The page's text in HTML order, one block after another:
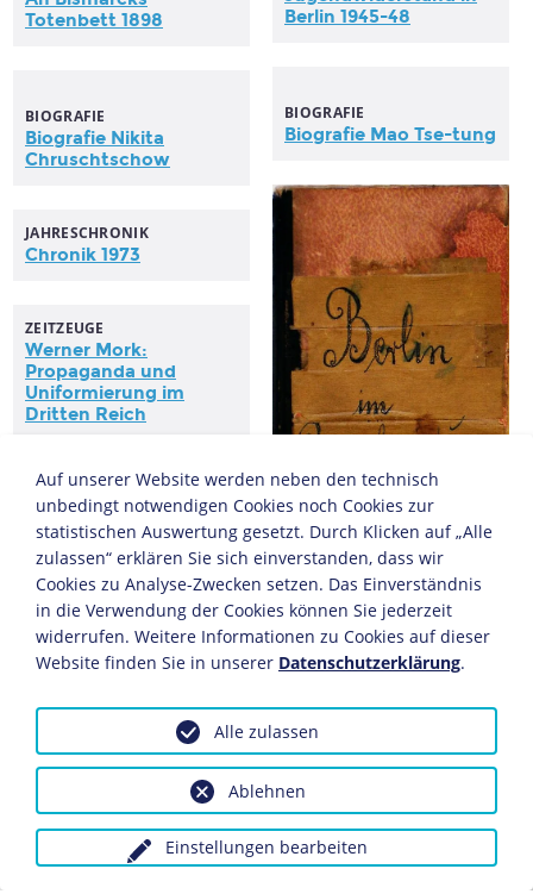
Totenbett 1898
Berlin 1945-48
BIOGRAFIE
Biografie Mao Tse-tung
BIOGRAFIE
Biografie Nikita
Chruschtschow
ZEITZEUGE
Kapitulation
JAHRESCHRONIK
Chronik 1973
ZEITZEUGE
Werner Mork:
Propaganda und
Uniformierung im
Dritten Reich
ZEITZEUGE
Alfred Misselhorn:
Kriegsende und
Gefangenschaft
Auf unserer Website werden neben den technisch
unbedingt notwendigen Cookies noch Cookies zur
statistischen Auswertung gesetzt. Durch Klicken auf „Alle
zulassen“ erklären Sie sich einverstanden, dass wir
Cookies zu Analyse-Zwecken setzen. Das Einverständnis
in die Verwendung der Cookies können Sie jederzeit
widerrufen. Weitere Informationen zu Cookies auf dieser
Website finden Sie in unserer Datenschutzerklärung.
Einstellungen bearbeiten
Ablehnen
Alle zulassen